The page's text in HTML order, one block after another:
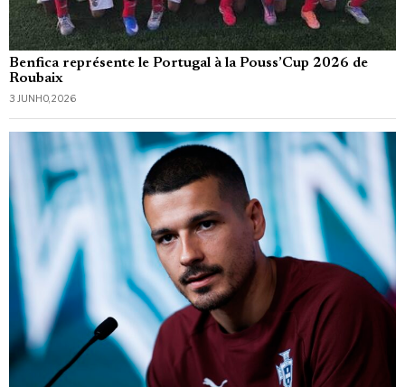
Benfica représente le Portugal à la Pouss’Cup 2026 de
Roubaix
3 JUNHO, 2026